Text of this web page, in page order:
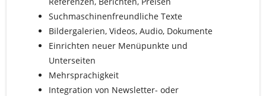
Suchmaschinenfreundliche Texte
Bildergalerien, Videos, Audio, Dokumente
Einrichten neuer Menüpunkte und
Unterseiten
Mehrsprachigkeit
Integration von Newsletter- oder